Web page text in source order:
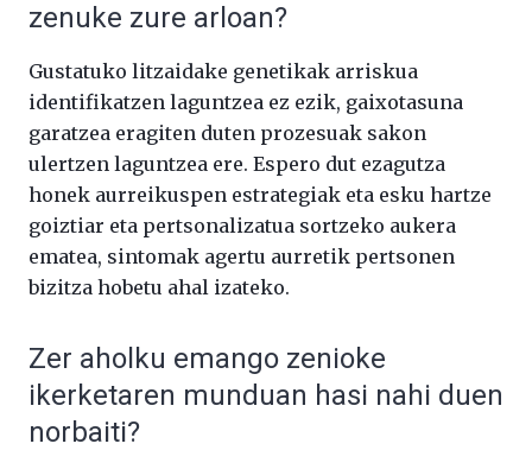
zenuke zure arloan?
Gustatuko litzaidake genetikak arriskua
identifikatzen laguntzea ez ezik, gaixotasuna
garatzea eragiten duten prozesuak sakon
ulertzen laguntzea ere. Espero dut ezagutza
honek aurreikuspen estrategiak eta esku hartze
goiztiar eta pertsonalizatua sortzeko aukera
ematea, sintomak agertu aurretik pertsonen
bizitza hobetu ahal izateko.
Zer aholku emango zenioke
ikerketaren munduan hasi nahi duen
norbaiti?